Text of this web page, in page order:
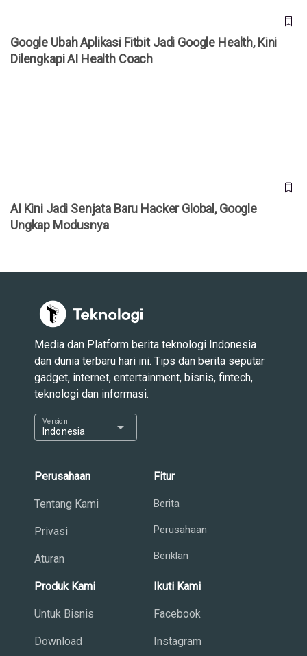
Google Ubah Aplikasi Fitbit Jadi Google Health, Kini
Dilengkapi AI Health Coach
AI Kini Jadi Senjata Baru Hacker Global, Google
Ungkap Modusnya
Media dan Platform berita teknologi Indonesia
dan dunia terbaru hari ini. Tips dan berita seputar
gadget, internet, entertainment, bisnis, fintech,
teknologi dan informasi.
Indonesia
Version arrow_drop_down
Perusahaan
Tentang Kami
Privasi
Aturan
Fitur
Berita
Perusahaan
Beriklan
Produk Kami
Untuk Bisnis
Download
Ikuti Kami
Facebook
Instagram